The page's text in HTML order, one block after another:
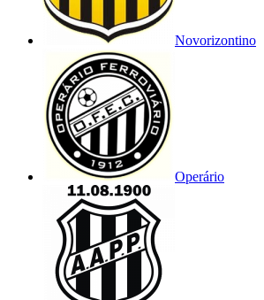
Novorizontino
Operário